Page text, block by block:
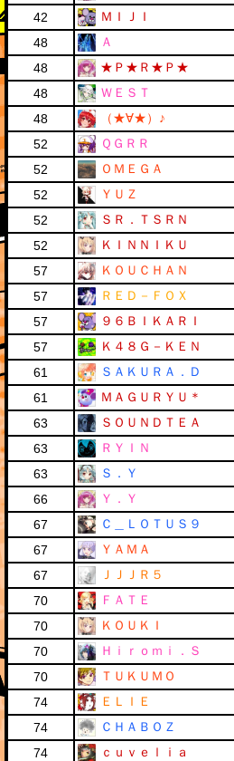
42
ＭＩＪＩ
48
Ａ
48
★Ｐ★Ｒ★Ｐ★
48
ＷＥＳＴ
48
（★∀★）♪
52
ＱＧＲＲ
52
ＯＭＥＧＡ
52
ＹＵＺ
52
ＳＲ．ＴＳＲＮ
52
ＫＩＮＮＩＫＵ
57
ＫＯＵＣＨＡＮ
57
ＲＥＤ－ＦＯＸ
57
９６ＢＩＫＡＲＩ
57
Ｋ４８Ｇ－ＫＥＮ
61
ＳＡＫＵＲＡ．Ｄ
61
ＭＡＧＵＲＹＵ＊
63
ＳＯＵＮＤＴＥＡ
63
ＲＹＩＮ
63
Ｓ．Ｙ
66
Ｙ．Ｙ
67
Ｃ＿ＬＯＴＵＳ９
67
ＹＡＭＡ
67
ＪＪＪＲ５
70
ＦＡＴＥ
70
ＫＯＵＫＩ
70
Ｈｉｒｏｍｉ．Ｓ
70
ＴＵＫＵＭＯ
74
ＥＬＩＥ
74
ＣＨＡＢＯＺ
74
ｃｕｖｅｌｉａ